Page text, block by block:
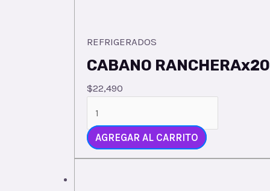
REFRIGERADOS
CABANO
$22,490
RANCHERAx200x8
quantity
AGREGAR AL CARRITO